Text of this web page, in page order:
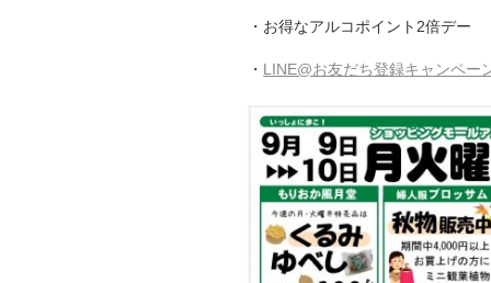
・お得なアルコポイント2倍デー
・ LINE@お友だち登録キャンペー